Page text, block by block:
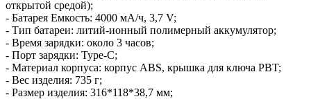
открытой средой);
- Батарея Емкость: 4000 мА/ч, 3,7 V;
- Тип батареи: литий-ионный полимерный аккумулятор;
- Время зарядки: около 3 часов;
- Порт зарядки: Type-C;
- Материал корпуса: корпус ABS, крышка для ключа PBT;
- Вес изделия: 735 г;
- Размер изделия: 316*118*38,7 мм;